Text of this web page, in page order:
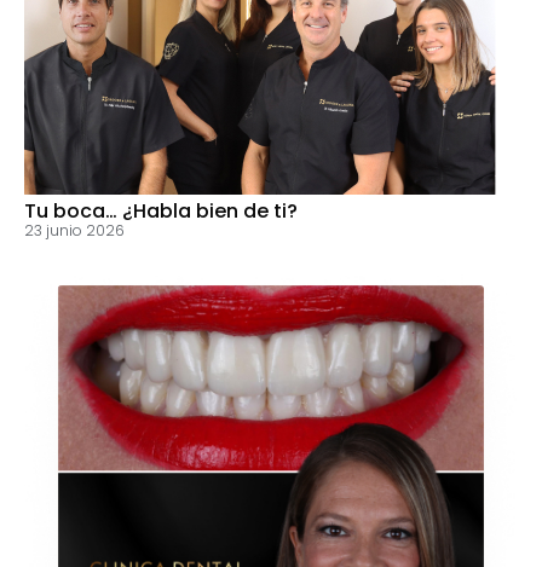
Tu boca… ¿Habla bien de ti?
23 junio 2026